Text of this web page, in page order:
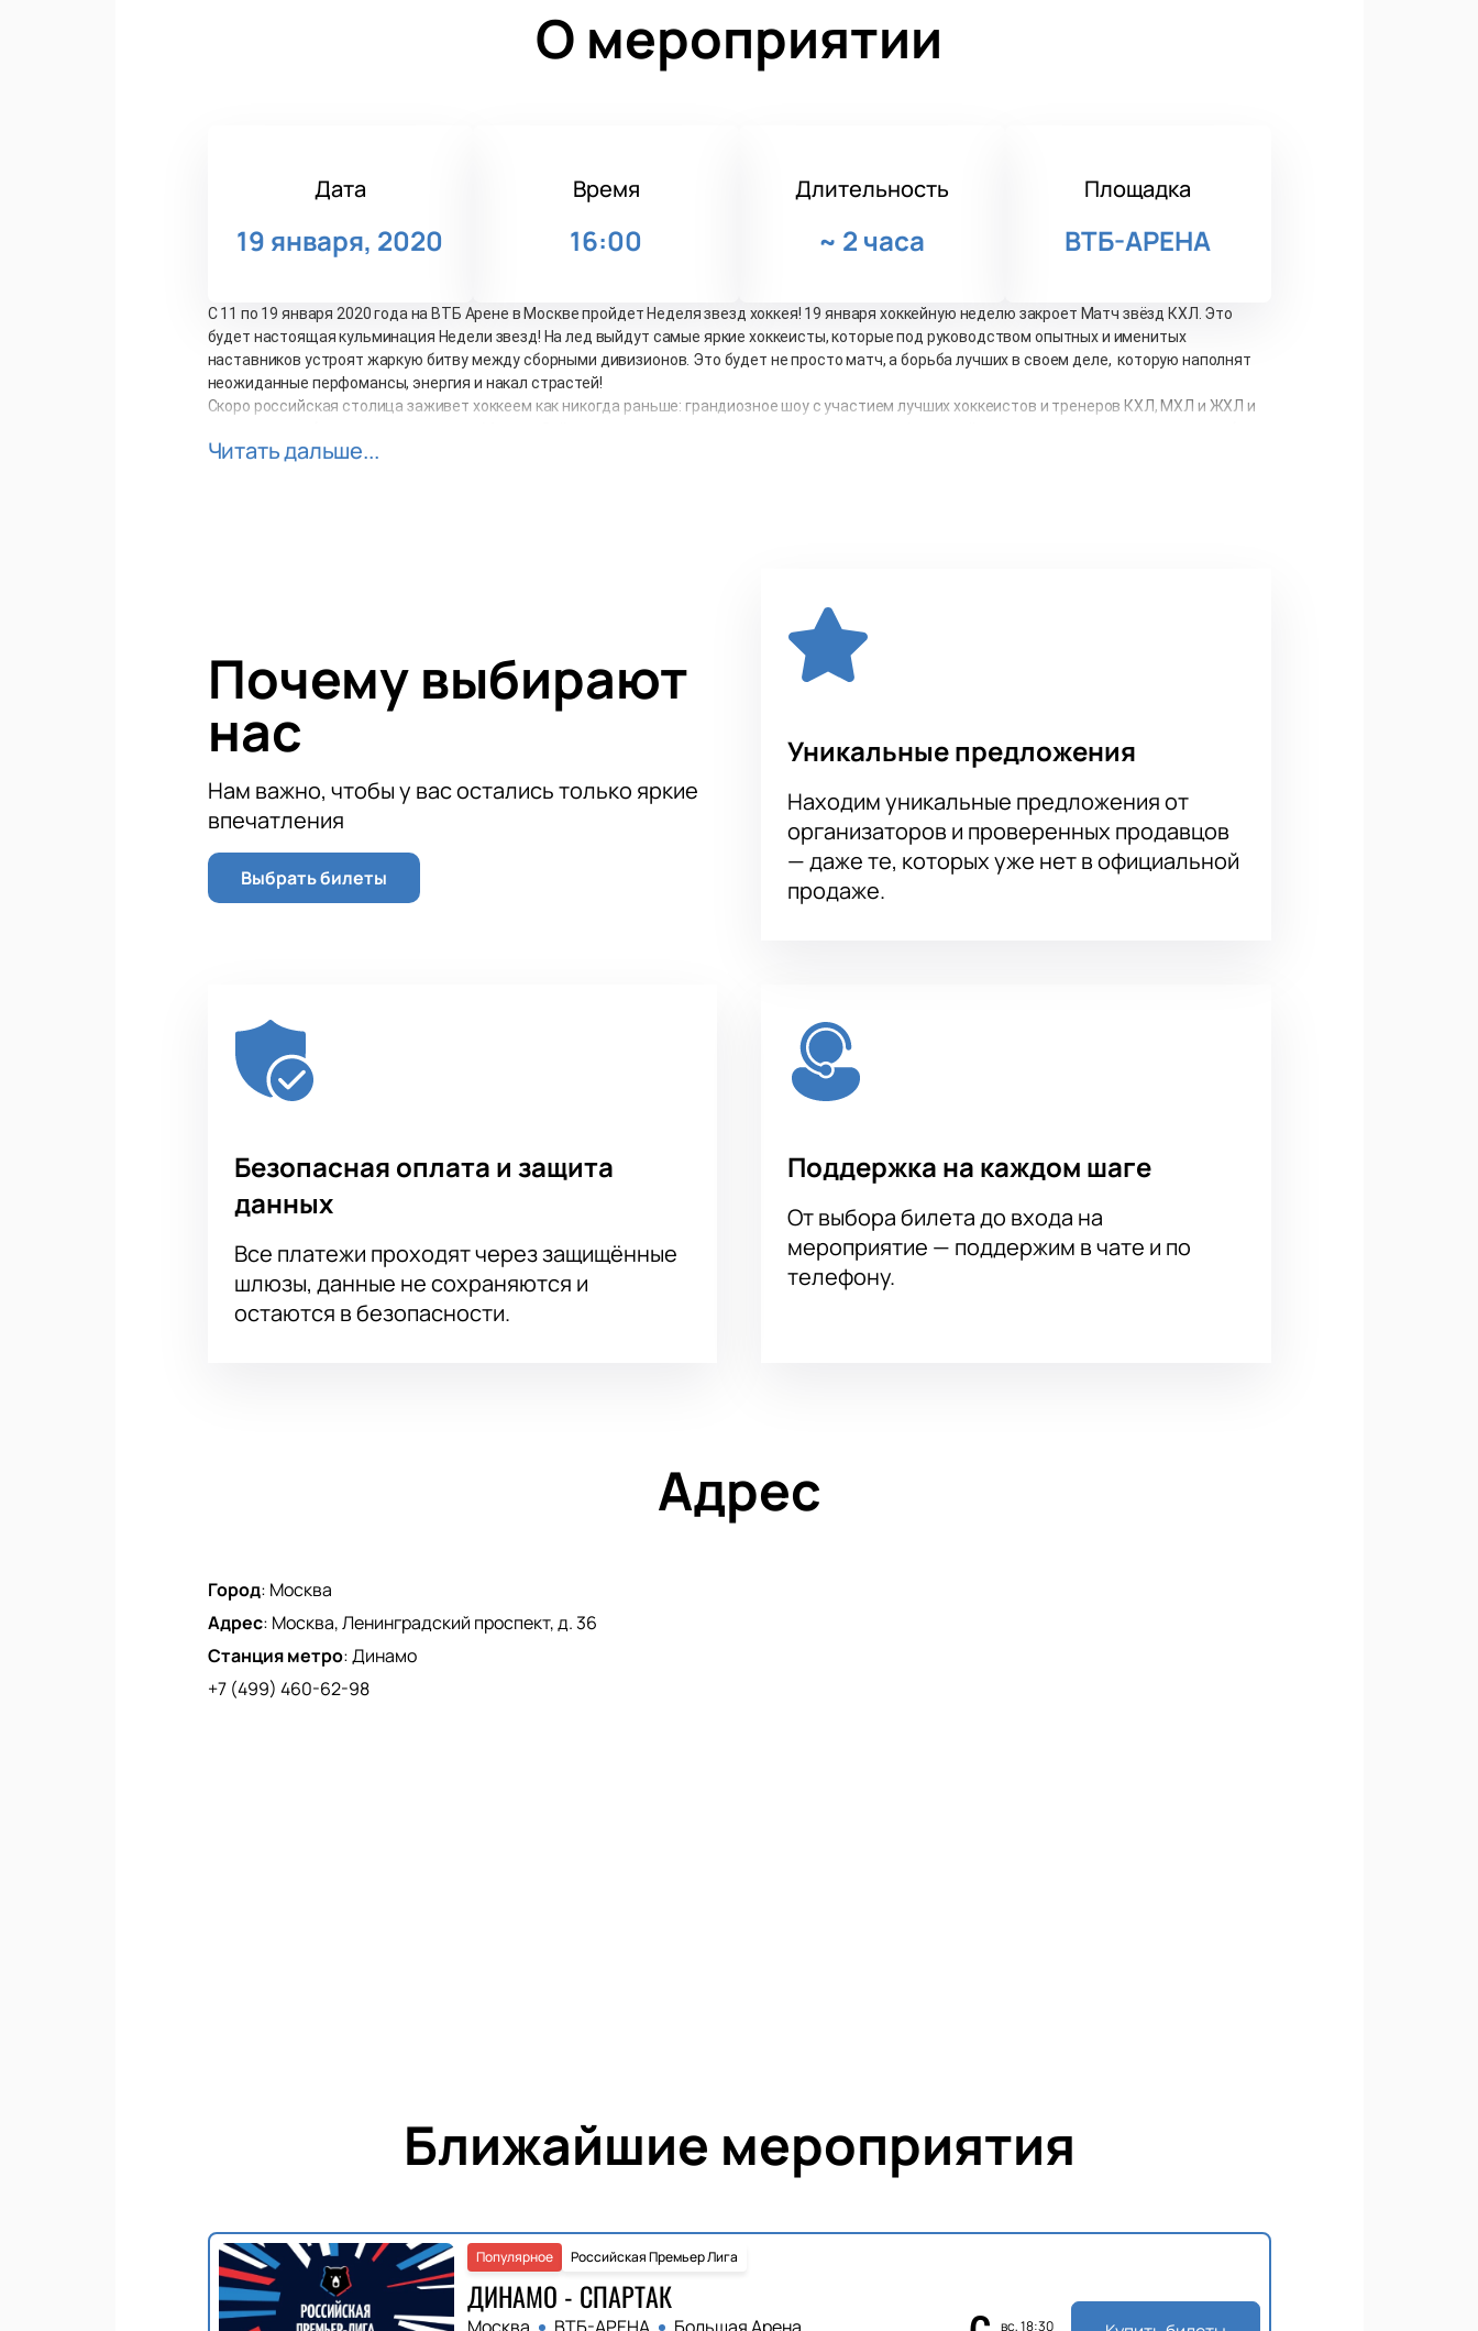
О мероприятии
Дата
19 января, 2020
Время
16:00
Длительность
~ 2 часа
Площадка
ВТБ-АРЕНА
С 11 по 19 января 2020 года на ВТБ Арене в Москве пройдет Неделя звезд хоккея! 19 января хоккейную неделю закроет Матч звёзд КХЛ. Это
будет настоящая кульминация Недели звезд! На лед выйдут самые яркие хоккеисты, которые под руководством опытных и именитых
наставников устроят жаркую битву между сборными дивизионов. Это будет не просто матч, а борьба лучших в своем деле, которую наполнят
неожиданные перфомансы, энергия и накал страстей!
Скоро российская столица заживет хоккеем как никогда раньше: грандиозное шоу с участием лучших хоккеистов и тренеров КХЛ, МХЛ и ЖХЛ и
побить рекорды предыдущих лет и продемонстрируют другие неожиданные таланты, как это уже бывало не раз на главном хоккейном шоу
Торопитесь приобрести билеты на матчи и стать частью уникального хоккейного шоу!
Читать дальше...
Почему выбирают
нас
Нам важно, чтобы у вас остались только яркие
впечатления
Выбрать билеты
Уникальные предложения
Находим уникальные предложения от
организаторов и проверенных продавцов
— даже те, которых уже нет в официальной
продаже.
Безопасная оплата и защита
данных
Все платежи проходят через защищённые
шлюзы, данные не сохраняются и
остаются в безопасности.
Поддержка на каждом шаге
От выбора билета до входа на
мероприятие — поддержим в чате и по
телефону.
Адрес
Город: Москва
Адрес: Москва, Ленинградский проспект, д. 36
Станция метро:Динамо
+7 (499) 460-62-98
Ближайшие мероприятия
Российская Премьер Лига
Популярное
ДИНАМО - СПАРТАК
вс, 18:30